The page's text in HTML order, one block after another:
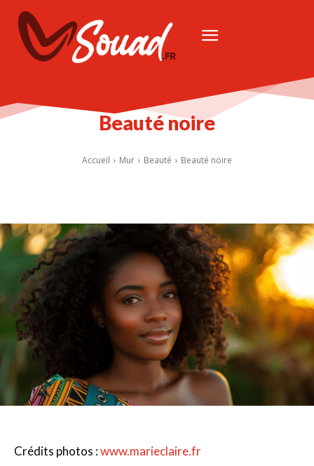
Beauté noire
Accueil Mur Beauté Beauté noire
Crédits photos :www.marieclaire.fr